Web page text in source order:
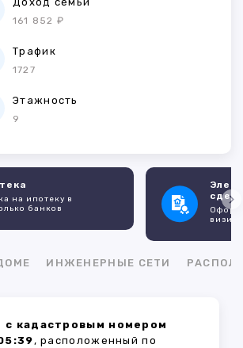
161 852 ₽
Трафик
1727
Этажность
9
на ипотеку в
банков
ИНЖЕНЕРНЫЕ СЕТИ
кадастровым номером
, расположенный по